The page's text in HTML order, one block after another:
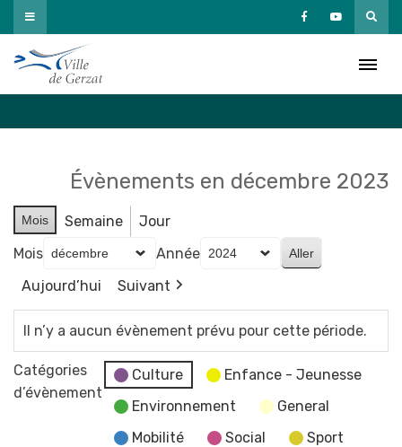
Passer
au
contenu
Évènements en décembre 2023
Mois Semaine
Jour
Mois
Année
Aujourd’hui
Suivant
Il n’y a aucun évènement prévu pour cette période.
Catégories
d’évènement
Culture
Enfance - Jeunesse
Environnement
General
Mobilité
Social
Sport